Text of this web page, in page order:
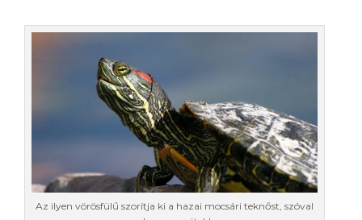
Az ilyen vörösfülű szorítja ki a hazai mocsári teknőst, szóval